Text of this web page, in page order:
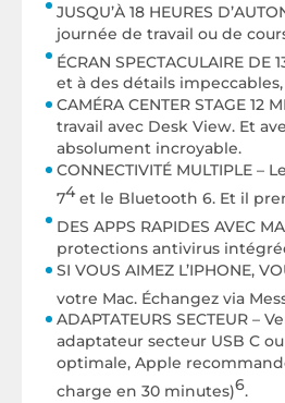
JUSQU’À 18 HEURES
journée de travail ou de
ÉCRAN SPECTACULAIRE DE
et à des détails
CAMÉRA CENTER STAGE
travail avec Desk View. Et
absolument incroyable.
CONNECTIVITÉ MULTIPLE
74 et le Bluetooth 6. Et il
DES APPS RAPIDES AVEC
protections antivirus
SI VOUS AIMEZ L’IPHONE,
votre Mac. Échangez via
ADAPTATEURS SECTEUR
adaptateur secteur USB C
optimale, Apple
charge en 30 minutes)6.